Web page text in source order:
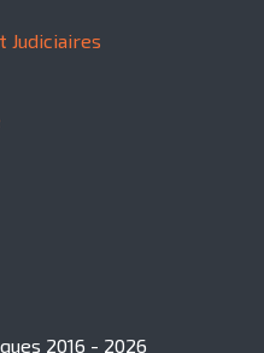
Judiciaires
2016 - 2026